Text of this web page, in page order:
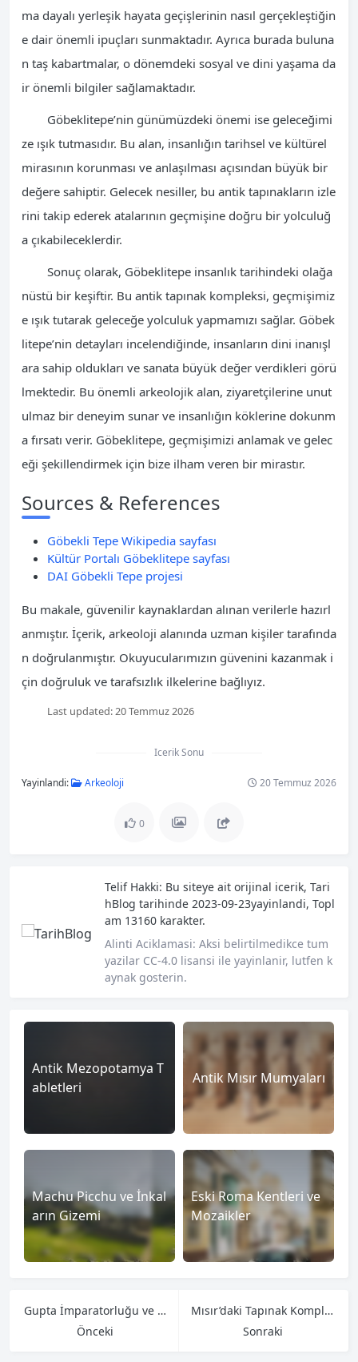
ma dayalı yerleşik hayata geçişlerinin nasıl gerçekleştiğin
e dair önemli ipuçları sunmaktadır. Ayrıca burada buluna
n taş kabartmalar, o dönemdeki sosyal ve dini yaşama da
ir önemli bilgiler sağlamaktadır.
Göbeklitepe’nin günümüzdeki önemi ise geleceğimi
ze ışık tutmasıdır. Bu alan, insanlığın tarihsel ve kültürel
mirasının korunması ve anlaşılması açısından büyük bir
değere sahiptir. Gelecek nesiller, bu antik tapınakların izle
rini takip ederek atalarının geçmişine doğru bir yolculuğ
a çıkabileceklerdir.
Sonuç olarak, Göbeklitepe insanlık tarihindeki olağa
nüstü bir keşiftir. Bu antik tapınak kompleksi, geçmişimiz
e ışık tutarak geleceğe yolculuk yapmamızı sağlar. Göbek
litepe’nin detayları incelendiğinde, insanların dini inanışl
ara sahip oldukları ve sanata büyük değer verdikleri görü
lmektedir. Bu önemli arkeolojik alan, ziyaretçilerine unut
ulmaz bir deneyim sunar ve insanlığın köklerine dokunm
a fırsatı verir. Göbeklitepe, geçmişimizi anlamak ve gelec
eği şekillendirmek için bize ilham veren bir mirastır.
Sources & References
Göbekli Tepe Wikipedia sayfası
Kültür Portalı Göbeklitepe sayfası
DAI Göbekli Tepe projesi
Bu makale, güvenilir kaynaklardan alınan verilerle hazırl
anmıştır. İçerik, arkeoloji alanında uzman kişiler tarafında
n doğrulanmıştır. Okuyucularımızın güvenini kazanmak i
çin doğruluk ve tarafsızlık ilkelerine bağlıyız.
Last updated:20 Temmuz 2026
Icerik Sonu
Yayinlandi: Arkeoloji 20 Temmuz 2026
0
Telif Hakki: Bu siteye ait orijinal icerik, Tari
hBlog tarihinde 2023-09-23yayinlandi, Topl
am 13160 karakter.
Alinti Aciklamasi: Aksi belirtilmedikce tum
yazilar CC-4.0 lisansi ile yayinlanir, lutfen k
aynak gosterin.
Antik Mezopotamya T
abletleri
Antik Mısır Mumyaları
Machu Picchu ve İnkal
arın Gizemi
Eski Roma Kentleri ve
Mozaikler
Gupta İmparatorluğu ve Hindistan’ın Altın Çağı
Önceki
Mısır’daki Tapınak Kompleksi
Sonraki